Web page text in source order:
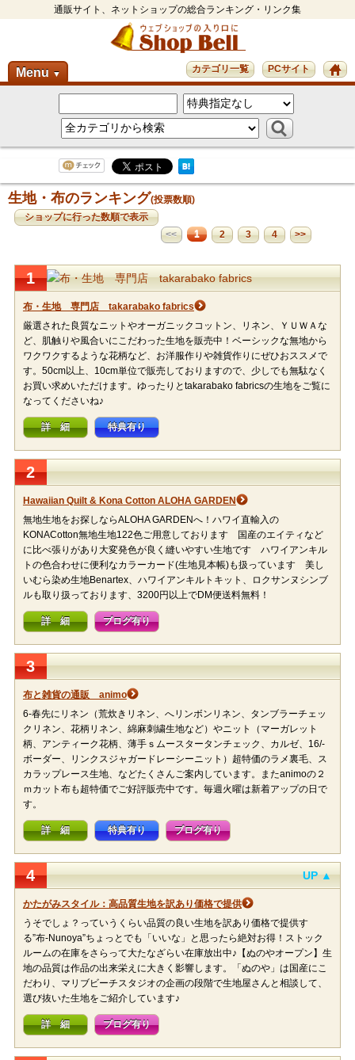
通販サイト、ネットショップの総合ランキング・リンク集
Menu ▼ PCサイト
カテゴリ一覧
生地・布のランキング(投票数順)
ショップに行った数順で表示
<<
1 2 3 4 >>
1
布・生地 専門店 takarabako fabrics
厳選された良質なニットやオーガニックコットン、リネン、ＹＵＷＡな
ど、肌触りや風合いにこだわった生地を販売中！ベーシックな無地から
ワクワクするような花柄など、お洋服作りや雑貨作りにぜひおススメで
す。50cm以上、10cm単位で販売しておりますので、少しでも無駄なく
お買い求めいただけます。ゆったりとtakarabako fabricsの生地をご覧に
なってくださいね♪
詳 細 特典有り
2
Hawaiian Quilt & Kona Cotton ALOHA GARDEN
無地生地をお探しならALOHA GARDENへ！ハワイ直輸入の
KONACotton無地生地122色ご用意しております 国産のエイティなど
に比べ張りがあり大変発色が良く縫いやすい生地です ハワイアンキル
トの色合わせに便利なカラーカード(生地見本帳)も扱っています 美し
いむら染め生地Benartex、ハワイアンキルトキット、ロクサンヌシンブ
ルも取り扱っております、3200円以上でDM便送料無料！
詳 細 ブログ有り
3
布と雑貨の通販 animo
6-春先にリネン（荒炊きリネン、へリンボンリネン、タンブラーチェッ
クリネン、花柄リネン、綿麻刺繍生地など）やニット（マーガレット
柄、アンティーク花柄、薄手ｓムースタータンチェック、カルゼ、16/-
ボーダー、リンクスジャガードレーシーニット）超特価のラメ裏毛、ス
カラップレース生地、などたくさんご案内しています。またanimoの２
ｍカット布も超特価でご好評販売中です。毎週火曜は新着アップの日で
す。
詳 細 特典有り ブログ有り
4 UP ▲
かたがみスタイル：高品質生地を訳あり価格で提供
うそでしょ？っていうくらい品質の良い生地を訳あり価格で提供す
る”布-Nunoya”ちょっとでも「いいな」と思ったら絶対お得！ストック
ルームの在庫をさらって大たなざらい在庫放出中♪【ぬのやオープン】生
地の品質は作品の出来栄えに大きく影響します。「ぬのや」は国産にこ
だわり、マリブビーチスタジオの企画の段階で生地屋さんと相談して、
選び抜いた生地をご紹介しています♪
詳 細 ブログ有り